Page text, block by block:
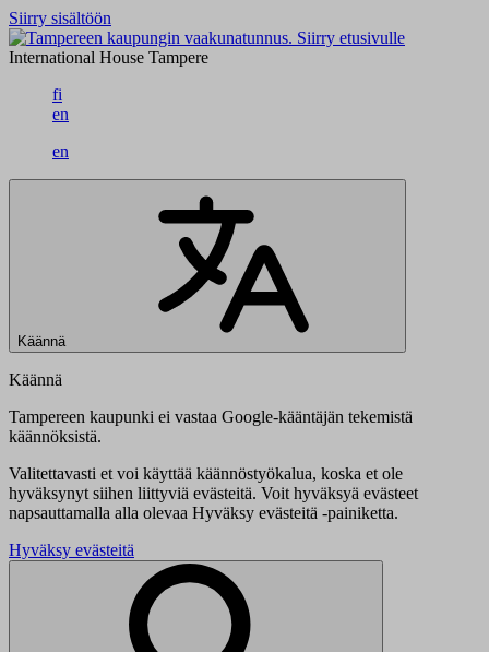
Siirry sisältöön
Siirry etusivulle
International House Tampere
fi
en
en
Käännä
Käännä
Tampereen kaupunki ei vastaa Google-kääntäjän tekemistä
käännöksistä.
Valitettavasti et voi käyttää käännöstyökalua, koska et ole
hyväksynyt siihen liittyviä evästeitä. Voit hyväksyä evästeet
napsauttamalla alla olevaa Hyväksy evästeitä -painiketta.
Hyväksy evästeitä